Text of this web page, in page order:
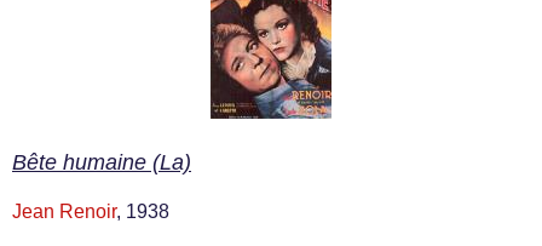
Bête humaine (La)
Jean Renoir, 1938